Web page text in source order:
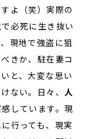
よ（笑）実際の
必死に生き抜い
現地で強盗に狙
きか、駐在妻コ
と、大変な思い
ない。日々、 人
感しています。現
行っても、現実